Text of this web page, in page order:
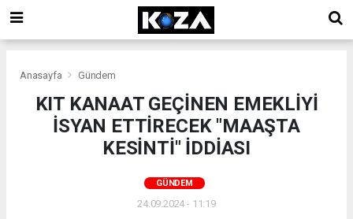
Anasayfa Gündem
KIT KANAAT GEÇİNEN EMEKLİYİ
İSYAN ETTİRECEK "MAAŞTA
KESİNTİ" İDDİASI
GÜNDEM
24.09.2024 - 11:19